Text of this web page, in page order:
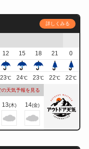
詳しくみる
12 15 18 21
0
23℃ 24℃ 23℃ 22℃ 22℃
天気予報を見る
13(木) 14(金)